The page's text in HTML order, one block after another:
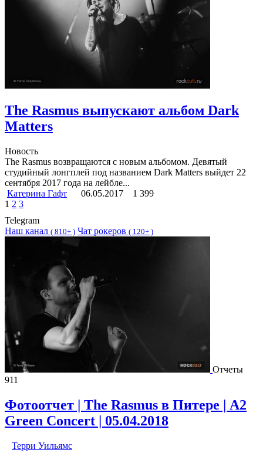
The Rasmus выпускают альбом Dark
Matters
Новость
The Rasmus возвращаются с новым альбомом. Девятый
студийный лонгплей под названием Dark Matters выйдет 22
сентября 2017 года на лейбле...
Катерина Гафт
06.05.2017
1 399
1 2 3
Telegram
Наш канал ( 810+ ) Чат рокеров ( 120+ )
Отчеты
911
Фотоотчет | The Rasmus в Питере | A2
Green Concert | 05.04.2018
Терри Уильямс